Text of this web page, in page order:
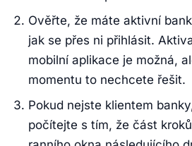
Ověřte, že máte aktivní
jak se přes ni přihlásit.
mobilní aplikace je možná,
momentu to nechcete řešit.
Pokud nejste klientem
počítejte s tím, že část